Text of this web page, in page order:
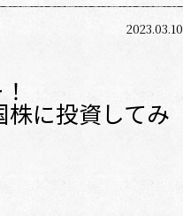
2023.03.10
！
に投資してみ